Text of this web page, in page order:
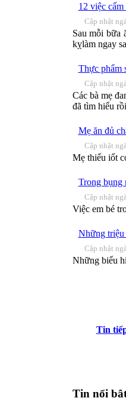
12 việc
Cập nhật
Sau mỗi bữa
kỵlàm ngay
Thực phẩm
Cập nhật
Các bà mẹ
đã tìm hiểu
Mẹ ăn đủ
Cập nhật
Mẹ thiếu iốt
Trong bụng
Cập nhật
Việc em bé
Những triệu
Cập nhật
Những biểu
Tin
Tin nổi